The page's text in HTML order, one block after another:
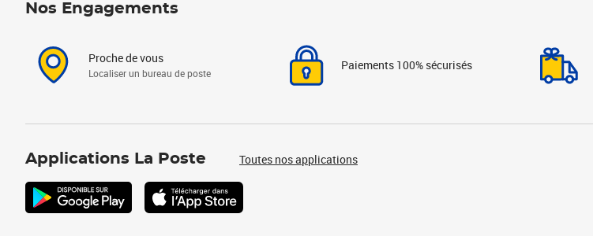
Nos Engagements
Proche de vous
Localiser un bureau de poste
Paiements 100% sécurisés
Applications La Poste Toutes nos applications